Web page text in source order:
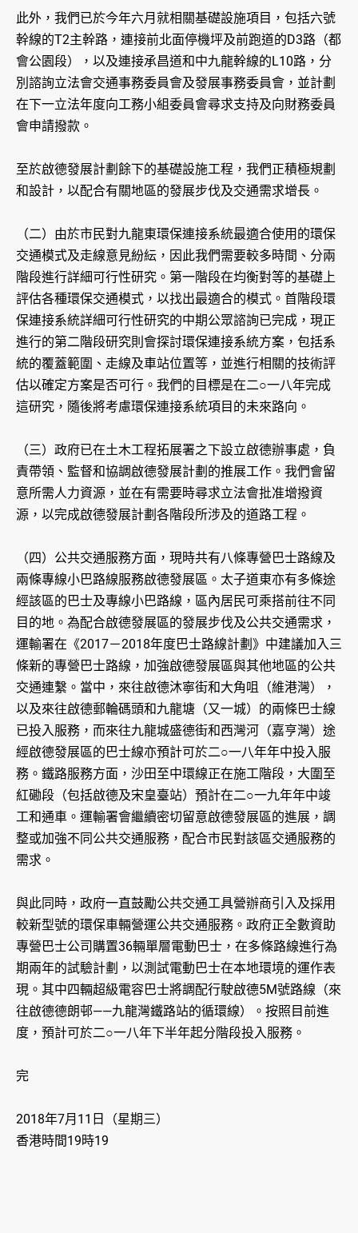
此外，我們已於今年六月就相關基礎設施項目，包括六號
幹線的T2主幹路，連接前北面停機坪及前跑道的D3路（都
會公園段），以及連接承昌道和中九龍幹線的L10路，分
別諮詢立法會交通事務委員會及發展事務委員會，並計劃
在下一立法年度向工務小組委員會尋求支持及向財務委員
會申請撥款。
至於啟德發展計劃餘下的基礎設施工程，我們正積極規劃
和設計，以配合有關地區的發展步伐及交通需求增長。
（二）由於市民對九龍東環保連接系統最適合使用的環保
交通模式及走線意見紛紜，因此我們需要較多時間、分兩
階段進行詳細可行性研究。第一階段在均衡對等的基礎上
評估各種環保交通模式，以找出最適合的模式。首階段環
保連接系統詳細可行性研究的中期公眾諮詢已完成，現正
進行的第二階段研究則會探討環保連接系統方案，包括系
統的覆蓋範圍、走線及車站位置等，並進行相關的技術評
估以確定方案是否可行。我們的目標是在二○一八年完成
這研究，隨後將考慮環保連接系統項目的未來路向。
（三）政府已在土木工程拓展署之下設立啟德辦事處，負
責帶領、監督和協調啟德發展計劃的推展工作。我們會留
意所需人力資源，並在有需要時尋求立法會批准增撥資
源，以完成啟德發展計劃各階段所涉及的道路工程。
（四）公共交通服務方面，現時共有八條專營巴士路線及
兩條專線小巴路線服務啟德發展區。太子道東亦有多條途
經該區的巴士及專線小巴路線，區內居民可乘搭前往不同
目的地。為配合啟德發展區的發展步伐及公共交通需求，
運輸署在《2017－2018年度巴士路線計劃》中建議加入三
條新的專營巴士路線，加強啟德發展區與其他地區的公共
交通連繫。當中，來往啟德沐寧街和大角咀（維港灣），
以及來往啟德郵輪碼頭和九龍塘（又一城）的兩條巴士線
已投入服務，而來往九龍城盛德街和西灣河（嘉亨灣）途
經啟德發展區的巴士線亦預計可於二○一八年年中投入服
務。鐵路服務方面，沙田至中環線正在施工階段，大圍至
紅磡段（包括啟德及宋皇臺站）預計在二○一九年年中竣
工和通車。運輸署會繼續密切留意啟德發展區的進展，調
整或加強不同公共交通服務，配合市民對該區交通服務的
需求。
與此同時，政府一直鼓勵公共交通工具營辦商引入及採用
較新型號的環保車輛營運公共交通服務。政府正全數資助
專營巴士公司購置36輛單層電動巴士，在多條路線進行為
期兩年的試驗計劃，以測試電動巴士在本地環境的運作表
現。其中四輛超級電容巴士將調配行駛啟德5M號路線（來
往啟德德朗邨——九龍灣鐵路站的循環線）。按照目前進
度，預計可於二○一八年下半年起分階段投入服務。
完
2018年7月11日（星期三）
香港時間19時19